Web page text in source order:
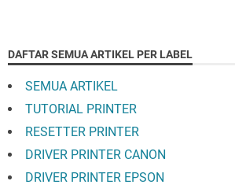
DAFTAR SEMUA ARTIKEL PER LABEL
SEMUA ARTIKEL
TUTORIAL PRINTER
RESETTER PRINTER
DRIVER PRINTER CANON
DRIVER PRINTER EPSON